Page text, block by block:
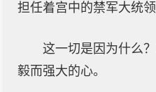
担任着宫中的禁军大统领
这一切是因为什么
毅而强大的心。